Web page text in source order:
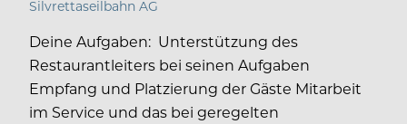
Silvrettaseilbahn AG
Deine Aufgaben: Unterstützung des
Restaurantleiters bei seinen Aufgaben
Empfang und Platzierung der Gäste Mitarbeit
im Service und das bei geregelten